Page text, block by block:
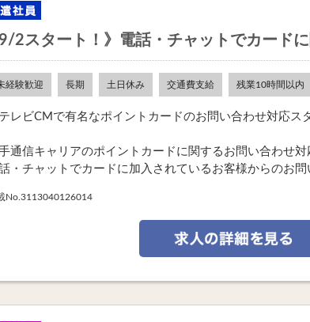
9/2スタート！》電話・チャットでカード
経験歓迎 長期 土日休み 交通費支給 残業10時間以内
レビCMで有名なポイントカードのお問い合わせ対応ス
通信キャリアのポイントカードに関するお問い合わせ対
・チャットでカードに加入されているお客様からのお問
No.3113040126014